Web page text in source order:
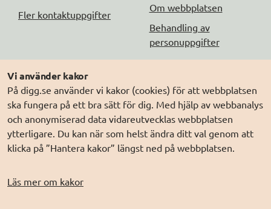
Vi använder kakor
På digg.se använder vi kakor (cookies) för att webbplatsen
ska fungera på ett bra sätt för dig. Med hjälp av webbanalys
och anonymiserad data vidareutvecklas webbplatsen
ytterligare. Du kan när som helst ändra ditt val genom att
klicka på ”Hantera kakor” längst ned på webbplatsen.
Läs mer om kakor
Fler kontaktuppgifter
Om webbplatsen
Behandling av
personuppgifter
Följ oss
DIGG på
Prenumerera på nyheter
DIGG på
LinkedIn
DIGG på
PressMachine
DIGG på
Digg play
Elegitimation.se
Min myndighetspost
Sveriges dataportal
Sweden Connect